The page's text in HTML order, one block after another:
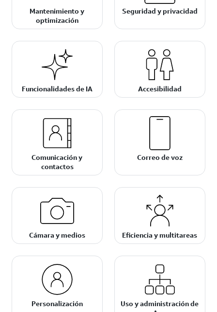
Mantenimiento y
optimización
Seguridad y privacidad
Funcionalidades de IA Accesibilidad
Comunicación y
contactos
Correo de voz
Cámara y medios Eficiencia y multitareas
Personalización
Uso y administración de